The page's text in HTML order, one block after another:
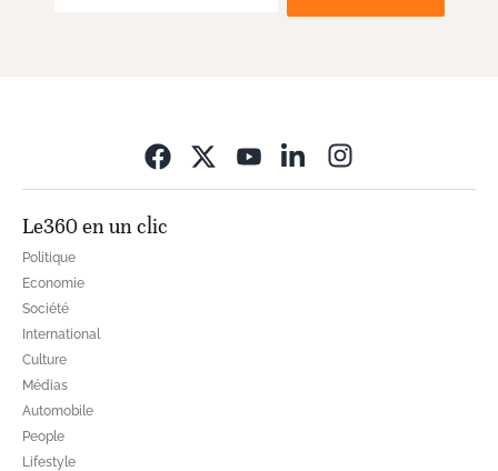
Le360 en un clic
Politique
Economie
Société
International
Culture
Médias
Automobile
People
Lifestyle